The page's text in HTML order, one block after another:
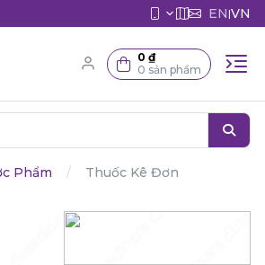
EN|VN
0 ₫
0 sản phẩm
Phẩm Thuốc Kê Đơn